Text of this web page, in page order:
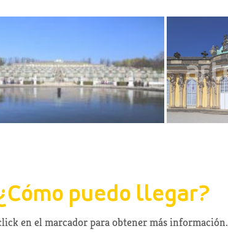
puedo llegar?
en el marcador para obtener más información.